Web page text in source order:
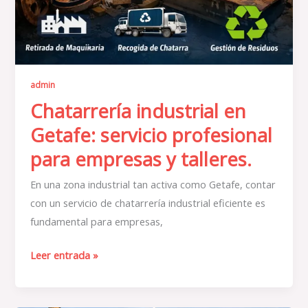
admin
Chatarrería industrial en
Getafe: servicio profesional
para empresas y talleres.
En una zona industrial tan activa como Getafe, contar
con un servicio de chatarrería industrial eficiente es
fundamental para empresas,
Leer entrada »